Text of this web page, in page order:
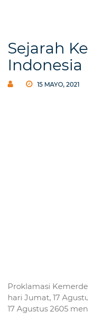
Sejarah
Indonesia
15 MAYO, 2021
Proklamasi
hari Jumat, 17
17 Agustus 2605